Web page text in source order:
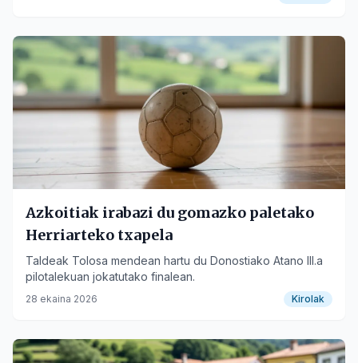
Azkoitiak irabazi du gomazko paletako
Herriarteko txapela
Taldeak Tolosa mendean hartu du Donostiako Atano III.a
pilotalekuan jokatutako finalean.
28 ekaina 2026 Kirolak